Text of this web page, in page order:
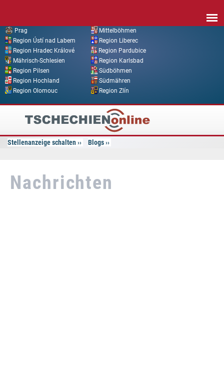
Prag
Mittelböhmen
Region Ústí nad Labem
Region Liberec
Region Hradec Králové
Region Pardubice
Mährisch-Schlesien
Region Karlsbad
Region Pilsen
Südböhmen
Region Hochland
Südmähren
Region Olomouc
Region Zlín
Tschechien
Online
Stellenanzeige schalten Blogs
Nachrichten